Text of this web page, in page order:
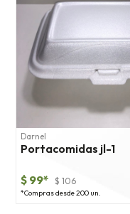
Darnel
Portacomidas jl-1
$ 99* $ 106
*Compras desde 200 un.